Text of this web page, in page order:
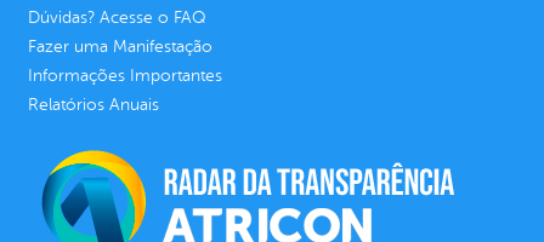
Dúvidas? Acesse o FAQ
Fazer uma Manifestação
Informações Importantes
Relatórios Anuais